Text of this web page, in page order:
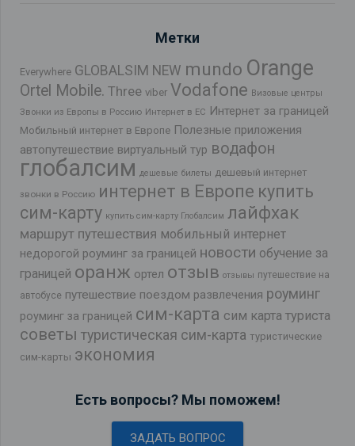
Метки
Everywhere GLOBALSIM NEW mundo Orange
Ortel Mobile. Three viber Vodafone Визовые центры
Звонки из Европы в Россию Интернет в ЕС Интернет за границей
Мобильный интернет в Европе Полезные приложения
автопутешествие виртуальный тур водафон
глобалсим дешевые билеты дешевый интернет
звонки в Россию интернет в Европе купить
сим-карту купить сим-карту Глобалсим лайфхак
маршрут путешествия мобильный интернет
недорогой роуминг за границей новости обучение за
границей оранж ортел отзыв отзывы путешествие на
автобусе путешествие поездом развлечения роуминг
роуминг за границей сим-карта сим карта туриста
советы туристическая сим-карта туристические
сим-карты экономия
Есть вопросы? Мы поможем!
ЗАДАТЬ ВОПРОС